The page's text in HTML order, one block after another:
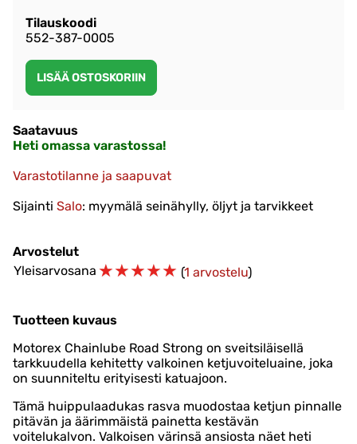
Tilauskoodi
552-387-0005
Saatavuus
Heti omassa varastossa!
Varastotilanne ja saapuvat
Sijainti Salo: myymälä seinähylly, öljyt ja tarvikkeet
Arvostelut
Yleisarvosana ☆☆☆☆☆ (1 arvostelu)
Tuotteen kuvaus
Motorex Chainlube Road Strong on sveitsiläisellä
tarkkuudella kehitetty valkoinen ketjuvoiteluaine, joka
on suunniteltu erityisesti katuajoon.
Tämä huippulaadukas rasva muodostaa ketjun pinnalle
pitävän ja äärimmäistä painetta kestävän
voitelukalvon. Valkoisen värinsä ansiosta näet heti